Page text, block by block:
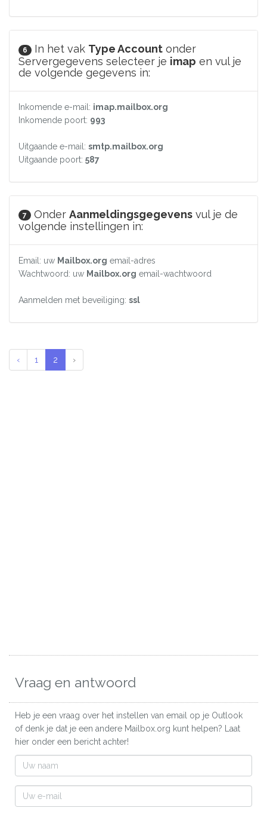
6 In het vak Type Account onder
Servergegevens selecteer je imap en vul je
de volgende gegevens in:
Inkomende e-mail: imap.mailbox.org
Inkomende poort: 993
Uitgaande e-mail: smtp.mailbox.org
Uitgaande poort: 587
7 Onder Aanmeldingsgegevens vul je de
volgende instellingen in:
Email: uw Mailbox.org email-adres
Wachtwoord: uw Mailbox.org email-wachtwoord
Aanmelden met beveiliging: ssl
‹ 1 2 ›
Vraag en antwoord
Heb je een vraag over het instellen van email op je Outlook
of denk je dat je een andere Mailbox.org kunt helpen? Laat
hier onder een bericht achter!